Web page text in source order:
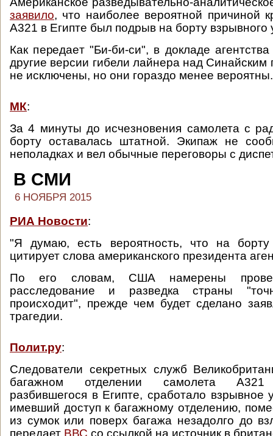
заявило, что наиболее вероятной причиной
A321 в Египте был подрыв на борту взрывного
Как передает "Би-би-си", в докладе
другие версии гибели лайнера над Синайским
не исключены, но они гораздо менее вероятны.
МК:
За 4 минуты до исчезновения самолета с
борту оставалась штатной. Экипаж не
неполадках и вел обычные переговоры с
В СМИ
6 НОЯБРЯ 2015
РИА Новости:
"Я думаю, есть вероятность, что на
цитирует слова американского президента
По его словам, США намерены
расследование и разведка страны
происходит", прежде чем будет сделано
трагедии.
Полит.ру:
Следователи секретных служб
багажном отделении самолета А321
разбившегося в Египте, сработало взрывное
имевший доступ к багажному отделению,
из сумок или поверх багажа незадолго до
передает ВВС со ссылкой на источник в